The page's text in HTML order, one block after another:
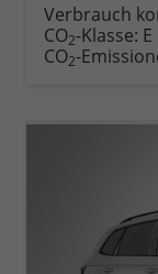
Verbrauch
CO2-Klasse: E
CO2-